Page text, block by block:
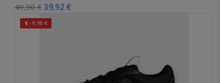
49,90 € 39,92 €
 -9,98 €